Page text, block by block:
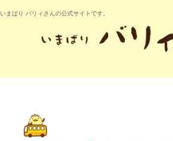
いまばり バリィさんの公式サイトです。